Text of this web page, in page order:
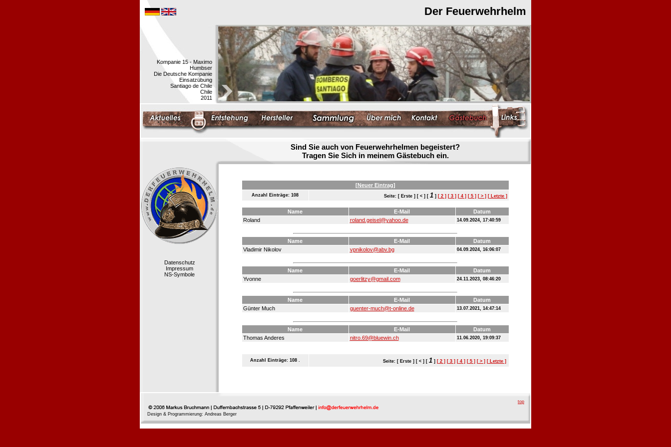
Der Feuerwehrhelm
Kompanie 15 - Maximo
Humbser
Die Deutsche Kompanie
Einsatzübung
Santiago de Chile
Chile
2011
Sind Sie auch von Feuerwehrhelmen begeistert?
Tragen Sie Sich in meinem Gästebuch ein.
Datenschutz
Impressum
NS-Symbole
[Neuer Eintrag]
Anzahl Einträge: 108 Seite: [ Erste ] [ < ] [ 1] [ 2 ] [ 3 ] [ 4 ] [ 5 ] [ > ] [ Letzte ]
Name E-Mail
Datum
Roland
roland.geisel@yahoo.de 14.09.2024, 17:40:59
Name E-Mail
Datum
Vladimir Nikolov
vpnikolov@abv.bg 04.09.2024, 16:06:07
Name E-Mail
Datum
Yvonne
goerlitzy@gmail.com 24.11.2023, 08:46:20
Name E-Mail
Datum
Günter Much
guenter-much@t-online.de 13.07.2021, 14:47:14
Name E-Mail
Datum
Thomas Anderes
nitro.69@bluewin.ch 11.06.2020, 19:09:37
Anzahl Einträge: 108 . Seite: [ Erste ] [ < ] [ 1] [ 2 ] [ 3 ] [ 4 ] [ 5 ] [ > ] [ Letzte ]
Design & Programmierung: Andreas Berger
top